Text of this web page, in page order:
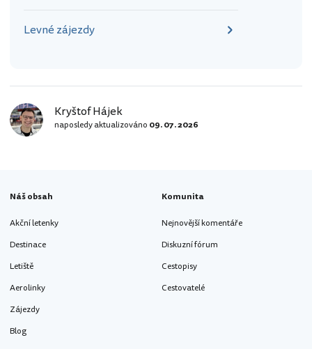
Levné zájezdy
Kryštof Hájek
naposledy aktualizováno 09. 07. 2026
Náš obsah
Akční letenky
Destinace
Letiště
Aerolinky
Zájezdy
Blog
Komunita
Nejnovější komentáře
Diskuzní fórum
Cestopisy
Cestovatelé